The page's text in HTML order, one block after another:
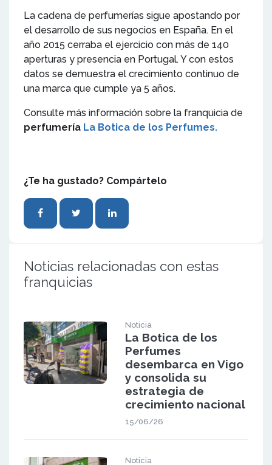
La cadena de perfumerías sigue apostando por
el desarrollo de sus negocios en España. En el
año 2015 cerraba el ejercicio con más de 140
aperturas y presencia en Portugal. Y con estos
datos se demuestra el crecimiento continuo de
una marca que cumple ya 5 años.
Consulte más información sobre la franquicia de
perfumería La Botica de los Perfumes.
¿Te ha gustado? Compártelo
Noticias relacionadas con estas
franquicias
Noticia
La Botica de los
Perfumes
desembarca en Vigo
y consolida su
estrategia de
crecimiento nacional
15/06/26
Noticia